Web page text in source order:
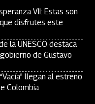
VII: Estas son
disfrutes este
la UNESCO destaca
de Gustavo
llegan al estreno
Colombia